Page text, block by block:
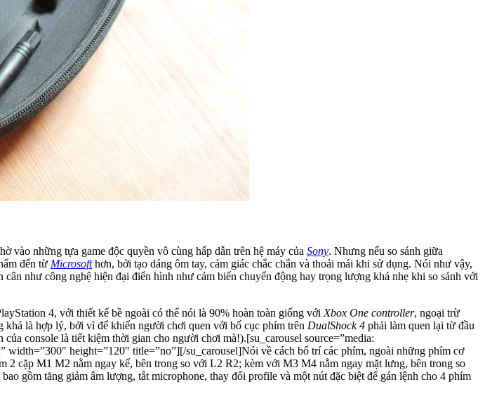
vào những tựa game độc quyền vô cùng hấp dẫn trên hệ máy của Sony. Nhưng nếu so sánh giữa
đến từ Microsofthơn, bởi tạo dáng ôm tay, cảm giác chắc chắn và thoải mái khi sử dụng. Nói như vậy,
như công nghệ hiện đại điển hình như cảm biến chuyển động hay trọng lượng khá nhẹ khi so sánh với
4, với thiết kế bề ngoài có thể nói là 90% hoàn toàn giống với Xbox One controller, ngoại trừ
khá là hợp lý, bởi vì để khiến người chơi quen với bố cục phím trên DualShock 4 phải làm quen lại từ đầu
console là tiết kiệm thời gian cho người chơi mà!).[su_carousel source=”media:
height=”120″ title=”no”][/su_carousel]Nói về cách bố trí các phím, ngoài những phím cơ
2 cặp M1 M2 nằm ngay kế, bên trong so với L2 R2; kèm với M3 M4 nằm ngay mặt lưng, bên trong so
gồm tăng giảm âm lượng, tắt microphone, thay đổi profile và một nút đặc biệt để gán lệnh cho 4 phím